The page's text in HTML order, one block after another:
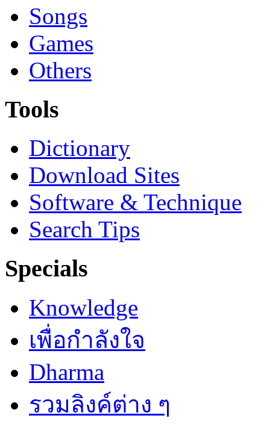
Songs
Games
Others
Tools
Dictionary
Download Sites
Software & Technique
Search Tips
Specials
Knowledge
เพื่อกำลังใจ
Dharma
รวมลิงค์ต่าง ๆ